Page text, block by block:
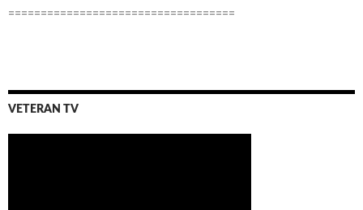
===================================
VETERAN TV